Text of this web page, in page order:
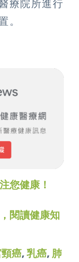
療院所進行
。
您健康！
閱讀健康知
癌, 乳癌, 肺